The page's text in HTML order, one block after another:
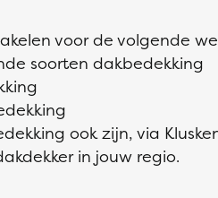
voor de volgende
soorten dakbedekking
ook zijn, via
in jouw regio.